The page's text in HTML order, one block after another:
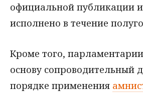
официальной публикации
исполнено в течение
Кроме того,
основу сопроводительный
порядке применения